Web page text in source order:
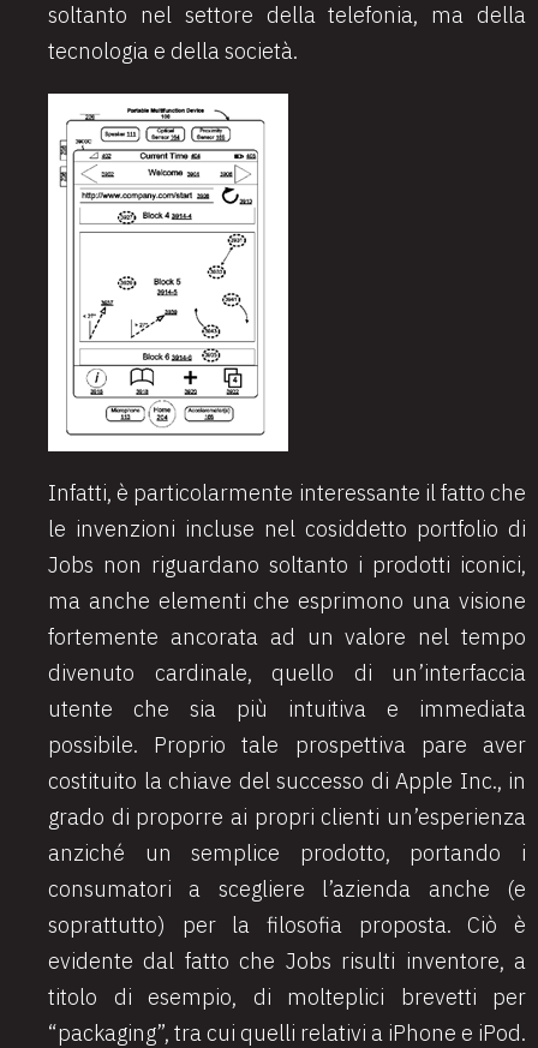
soltanto nel settore della telefonia, ma della
tecnologia e della società.
Infatti, è particolarmente interessante il fatto che
le invenzioni incluse nel cosiddetto portfolio di
Jobs non riguardano soltanto i prodotti iconici,
ma anche elementi che esprimono una visione
fortemente ancorata ad un valore nel tempo
divenuto cardinale, quello di un’interfaccia
utente che sia più intuitiva e immediata
possibile. Proprio tale prospettiva pare aver
costituito la chiave del successo di Apple Inc., in
grado di proporre ai propri clienti un’esperienza
anziché un semplice prodotto, portando i
consumatori a scegliere l’azienda anche (e
soprattutto) per la filosofia proposta. Ciò è
evidente dal fatto che Jobs risulti inventore, a
titolo di esempio, di molteplici brevetti per
“packaging”, tra cui quelli relativi a iPhone e iPod.